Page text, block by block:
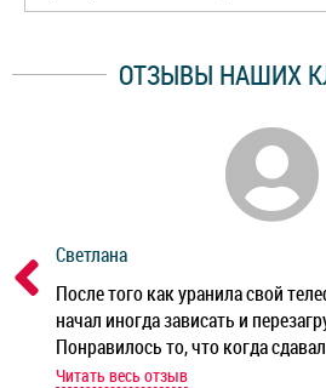
ОТЗЫВЫ НАШИХ
Светлана
После того как уранила свой
начал иногда зависать и
Понравилось то, что когда
мастер при мне сделал быструю
Читать весь отзыв